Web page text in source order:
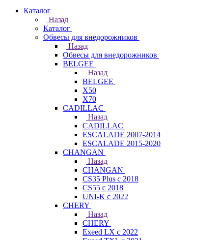
Каталог
Назад
Каталог
Обвесы для внедорожников
Назад
Обвесы для внедорожников
BELGEE
Назад
BELGEE
X50
X70
CADILLAC
Назад
CADILLAC
ESCALADE 2007-2014
ESCALADE 2015-2020
CHANGAN
Назад
CHANGAN
CS35 Plus с 2018
CS55 с 2018
UNI-K с 2022
CHERY
Назад
CHERY
Exeed LX с 2022